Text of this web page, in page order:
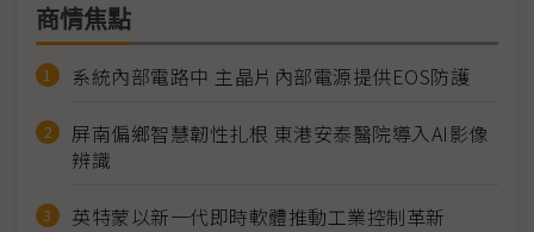
商情焦點
系統內部電路中 主晶片內部電源提供EOS防護
屏南偏鄉智慧韌性扎根 東港安泰醫院導入AI影像
辨識
英特蒙以新一代即時軟體推動工業控制革新